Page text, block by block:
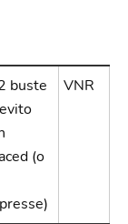
buste
(o
VNR